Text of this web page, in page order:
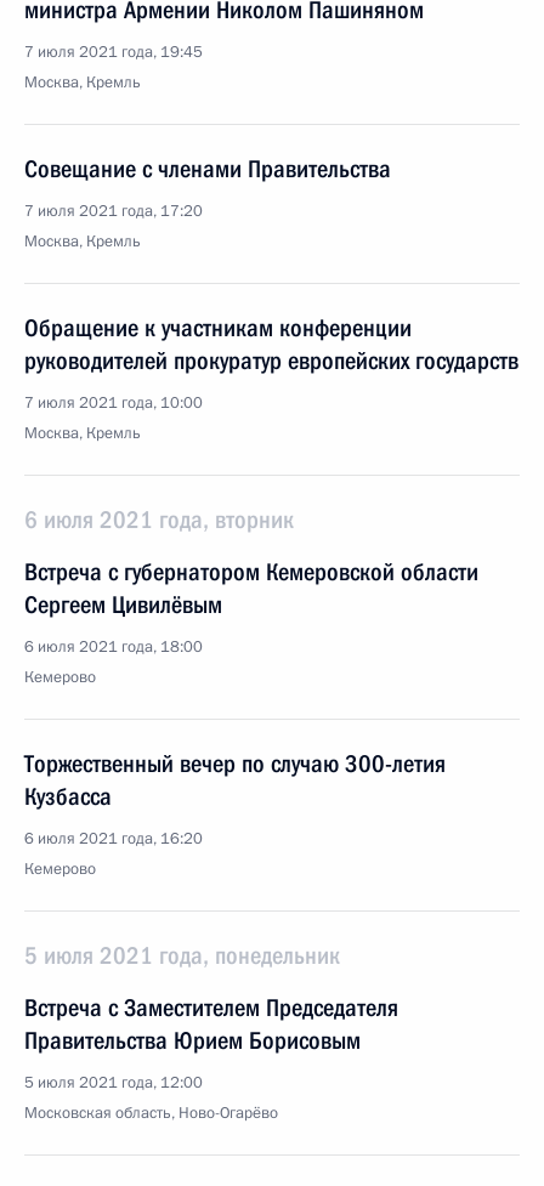
министра Армении Николом Пашиняном
7 июля 2021 года, 19:45
Москва, Кремль
Совещание с членами Правительства
7 июля 2021 года, 17:20
Москва, Кремль
Обращение к участникам конференции
руководителей прокуратур европейских государств
7 июля 2021 года, 10:00
Москва, Кремль
6 июля 2021 года, вторник
Встреча с губернатором Кемеровской области
Сергеем Цивилёвым
6 июля 2021 года, 18:00
Кемерово
Торжественный вечер по случаю 300-летия
Кузбасса
6 июля 2021 года, 16:20
Кемерово
5 июля 2021 года, понедельник
Встреча с Заместителем Председателя
Правительства Юрием Борисовым
5 июля 2021 года, 12:00
Московская область, Ново-Огарёво